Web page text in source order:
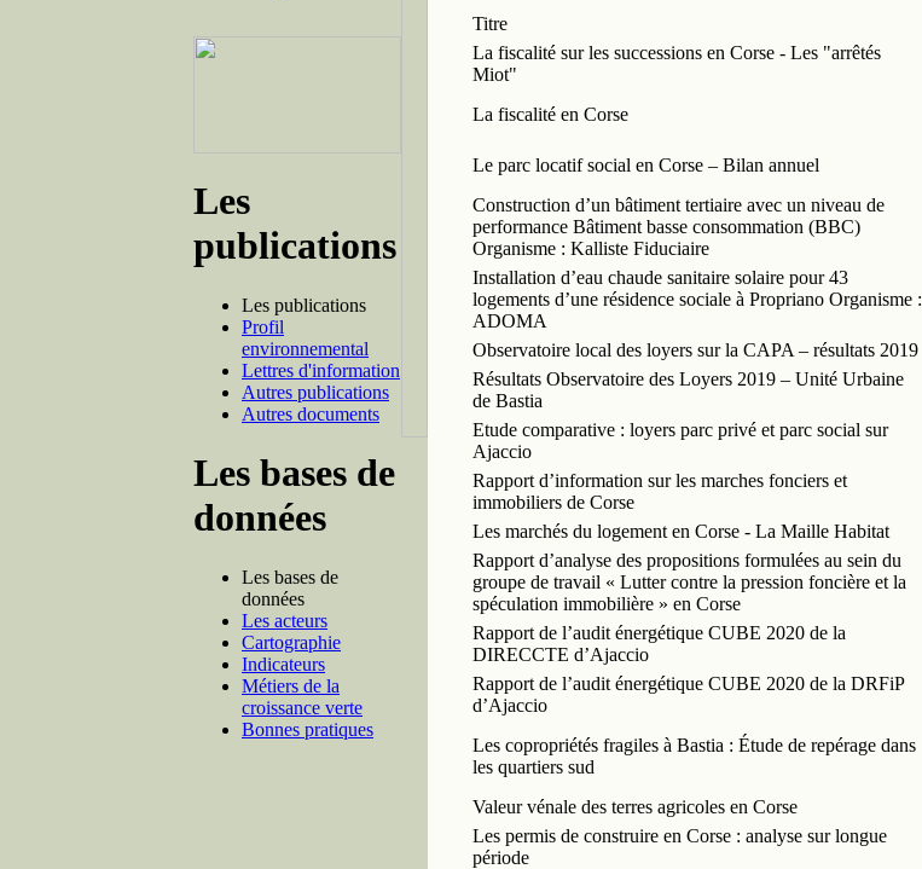
Les
publications
Les publications
Profil
environnemental
Lettres d'information
Autres publications
Autres documents
Les bases de
données
Les bases de
données
Les acteurs
Cartographie
Indicateurs
Métiers de la
croissance verte
Bonnes pratiques
Titre
La fiscalité sur les successions en Corse - Les "arrêtés
Miot"
La fiscalité en Corse
Le parc locatif social en Corse – Bilan annuel
Construction d’un bâtiment tertiaire avec un niveau de
performance Bâtiment basse consommation (BBC)
Organisme : Kalliste Fiduciaire
Installation d’eau chaude sanitaire solaire pour 43
logements d’une résidence sociale à Propriano Organisme :
ADOMA
Observatoire local des loyers sur la CAPA – résultats 2019
Résultats Observatoire des Loyers 2019 – Unité Urbaine
de Bastia
Etude comparative : loyers parc privé et parc social sur
Ajaccio
Rapport d’information sur les marches fonciers et
immobiliers de Corse
Les marchés du logement en Corse - La Maille Habitat
Rapport d’analyse des propositions formulées au sein du
groupe de travail « Lutter contre la pression foncière et la
spéculation immobilière » en Corse
Rapport de l’audit énergétique CUBE 2020 de la
DIRECCTE d’Ajaccio
Rapport de l’audit énergétique CUBE 2020 de la DRFiP
d’Ajaccio
Les copropriétés fragiles à Bastia : Étude de repérage dans
les quartiers sud
Valeur vénale des terres agricoles en Corse
Les permis de construire en Corse : analyse sur longue
période